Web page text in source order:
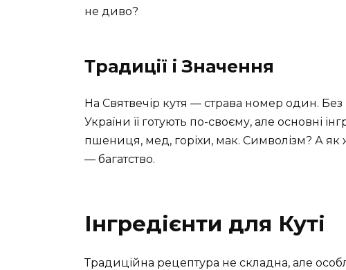
не диво?
Традиції і Значення
На Святвечір кутя — страва номер один. Без
України її готують по-своєму, але основні
пшениця, мед, горіхи, мак. Символізм? А
— багатство.
Інгредієнти для Куті
Традиційна рецептура не складна, але